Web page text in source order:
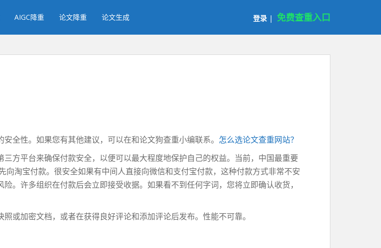
AIGC降重 论文降重 论文生成 登录 | 免费查重入口
全性。如果您有其他建议，可以在和论文狗查重小编联系。 怎么选论文查重网站？
方平台来确保付款安全，以便可以最大程度地保护自己的权益。当前，中国最重要
淘宝付款。很安全如果有中间人直接向微信和支付宝付款，这种付款方式非常不安
。许多组织在付款后会立即接受收据。如果看不到任何字词，您将立即确认收货，
或加密文档，或者在获得良好评论和添加评论后发布。性能不可靠。